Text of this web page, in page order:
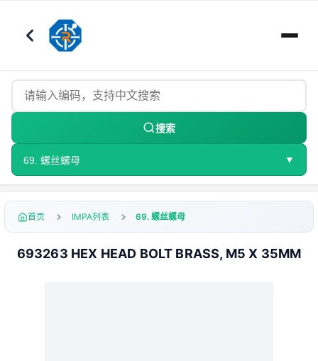
搜索
69. 螺丝螺母 ▼
首页 IMPA列表 69. 螺丝螺母
693263 HEX HEAD BOLT BRASS, M5 X 35MM